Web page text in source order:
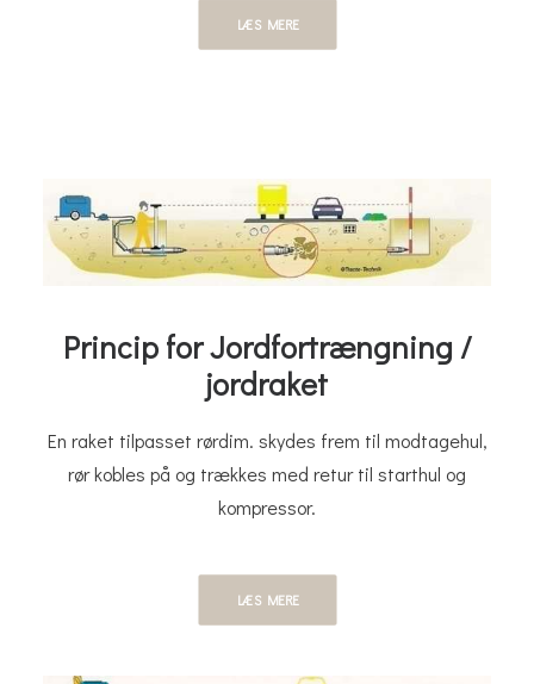
LÆS MERE
Princip for Jordfortrængning /
jordraket​​
En raket tilpasset rørdim. skydes frem til modtagehul,
rør kobles på og trækkes med retur til starthul og
kompressor.
LÆS MERE